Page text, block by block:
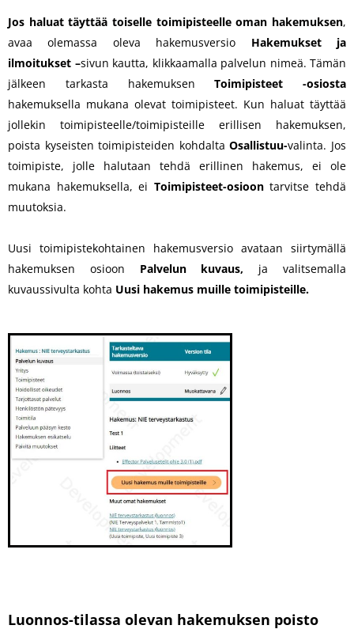
Jos haluat täyttää toiselle toimipisteelle oman hakemuksen,
avaa olemassa oleva hakemusversio Hakemukset ja
ilmoitukset –sivun kautta, klikkaamalla palvelun nimeä. Tämän
jälkeen tarkasta hakemuksenToimipisteet -osiosta
hakemuksella mukana olevat toimipisteet. Kun haluat täyttää
jollekin toimipisteelle/toimipisteille erillisen hakemuksen,
poista kyseisten toimipisteiden kohdaltaOsallistuu-valinta. Jos
toimipiste, jolle halutaan tehdä erillinen hakemus, ei ole
mukana hakemuksella, ei Toimipisteet-osioontarvitse tehdä
muutoksia.
Uusi toimipistekohtainen hakemusversio avataan siirtymällä
hakemuksen osioon Palvelun kuvaus, ja valitsemalla
kuvaussivulta kohta Uusi hakemus muille toimipisteille.
Luonnos-tilassa olevan hakemuksen poisto